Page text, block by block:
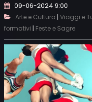
09-06-2024 9:00
Arte e Cultura | Viaggi e
formativi | Feste e Sagre